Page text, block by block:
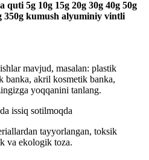
5g 10g 15g 20g 30g 40g 50g
350g kumush alyuminiy vintli
mavjud, masalan: plastik
banka, akril kosmetik banka,
yoqqanini tanlang.
issiq sotilmoqda
tayyorlangan, toksik
va ekologik toza.